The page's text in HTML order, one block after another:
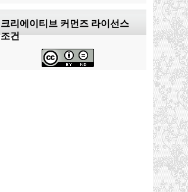
크리에이티브 커먼즈 라이선스
조건